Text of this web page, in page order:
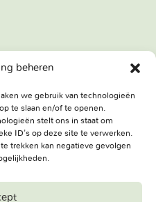
beheren
we gebruik van technologieën
te slaan en/of te openen.
stelt ons in staat om
ID's op deze site te verwerken.
trekken kan negatieve gevolgen